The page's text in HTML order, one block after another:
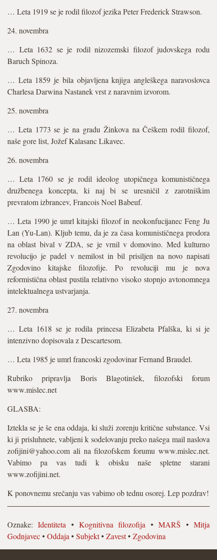
… Leta 1919 se je rodil filozof jezika Peter Frederick Strawson.
24. novembra
… Leta 1632 se je rodil nizozemski filozof judovskega rodu
Baruch Spinoza.
… Leta 1859 je bila objavljena knjiga angleškega naravoslovca
Charlesa Darwina Nastanek vrst z naravnim izvorom.
25. novembra
… Leta 1773 se je na gradu Žinkova na Češkem rodil filozof,
naše gore list, Jožef Kalasanc Likavec.
26. novembra
… Leta 1760 se je rodil ideolog utopičnega komunističnega
družbenega koncepta, ki naj bi se uresničil z zarotniškim
prevratom izbrancev, Francois Noel Babeuf.
… Leta 1990 je umrl kitajski filozof in neokonfucijanec Feng Ju
Lan (Yu-Lan). Kljub temu, da je za časa komunističnega prodora
na oblast bival v ZDA, se je vrnil v domovino. Med kulturno
revolucijo je padel v nemilost in bil prisiljen na novo napisati
Zgodovino kitajske filozofije. Po revoluciji mu je nova
reformistična oblast pustila relativno visoko stopnjo avtonomnega
intelektualnega ustvarjanja.
27. novembra
… Leta 1618 se je rodila princesa Elizabeta Pfalška, ki si je
intenzivno dopisovala z Descartesom.
… Leta 1985 je umrl francoski zgodovinar Fernand Braudel.
Rubriko pripravlja Boris Blagotinšek, filozofski forum
www.mislec.net
GLASBA:
Iztekla se je še ena oddaja, ki služi zorenju kritične substance. Vsi
ki ji prisluhnete, vabljeni k sodelovanju preko našega mail naslova
zofijini@yahoo.com ali na filozofskem forumu www.mislec.net.
Vabimo pa vas tudi k obisku naše spletne starani
www.zofijini.net.
K ponovnemu srečanju vas vabimo ob tednu osorej. Lep pozdrav!
Oznake:Identiteta •Kognitivna filozofija •MARŠ • Mitja
Godnjavec• Oddaja • Subjekt• Zavest• Zgodovina